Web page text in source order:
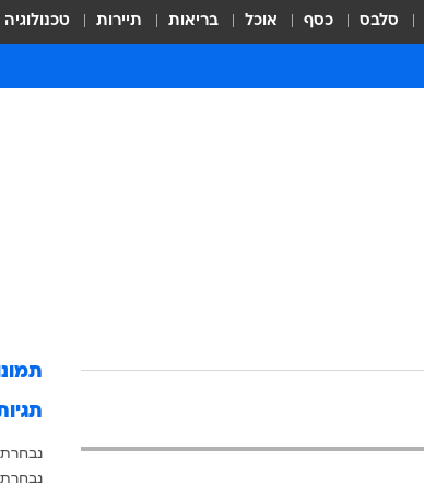
סלבס כסף אוכל בריאות תיירות טכנולוגיה